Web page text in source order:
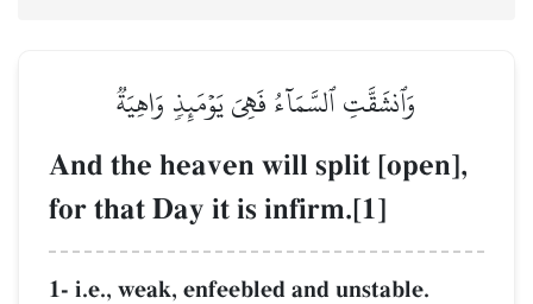
وَٱنشَقَّتِ ٱلسَّمَآءُ فَهِيَ يَوۡمَئِذٖ وَاهِيَةٞ
And the heaven will split [open],
for that Day it is infirm.[1]
1- i.e., weak, enfeebled and unstable.